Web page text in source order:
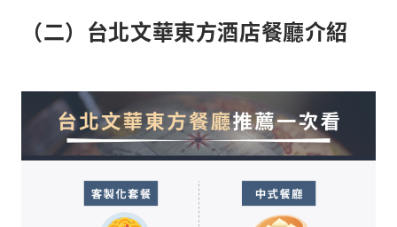
（二）台北文華東方酒店餐廳介紹